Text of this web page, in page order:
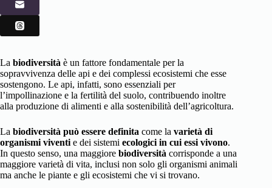
La biodiversità è un fattore fondamentale per la
sopravvivenza delle api e dei complessi ecosistemi che esse
sostengono. Le api, infatti, sono essenziali per
l’impollinazione e la fertilità del suolo, contribuendo inoltre
alla produzione di alimenti e alla sostenibilità dell’agricoltura.
La biodiversità può essere definita come la varietà di
organismi viventi e dei sistemi ecologici in cui essi vivono.
In questo senso, una maggiore biodiversità corrisponde a una
maggiore varietà di vita, inclusi non solo gli organismi animali
ma anche le piante e gli ecosistemi che vi si trovano.